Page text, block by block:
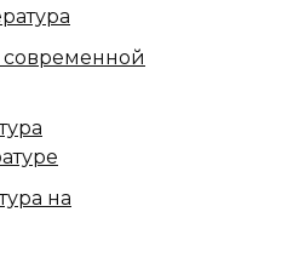
на